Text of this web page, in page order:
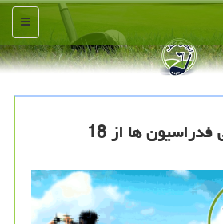
منو
آغازمجامع انتخاباتی فدراسیون ها از 18